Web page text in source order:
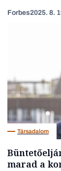
Forbes2025. 8.
Társadalom
marad a